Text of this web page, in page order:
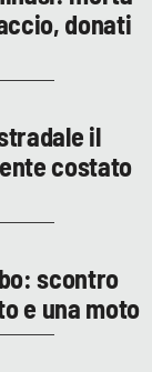
donati
il
costato
scontro
e una moto